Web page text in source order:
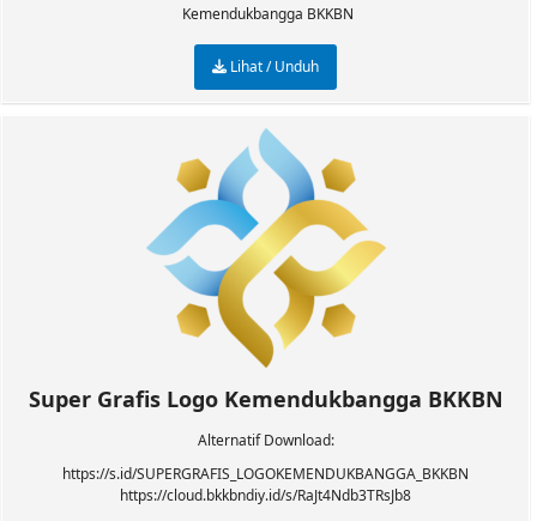
Kemendukbangga BKKBN
Lihat / Unduh
Super Grafis Logo Kemendukbangga BKKBN
Alternatif Download:
https://s.id/SUPERGRAFIS_LOGOKEMENDUKBANGGA_BKKBN
https://cloud.bkkbndiy.id/s/RaJt4Ndb3TRsJb8